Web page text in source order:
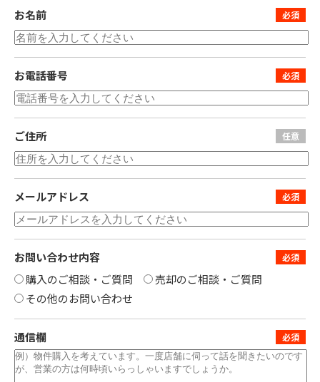
お名前
お電話番号
ご住所
メールアドレス
お問い合わせ内容
購入のご相談・ご質問
売却のご相談・ご質問
その他のお問い合わせ
通信欄